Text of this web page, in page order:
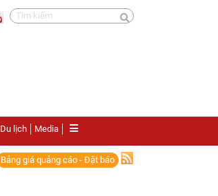
Du lịch Media
Bảng giá quảng cáo - Đặt báo